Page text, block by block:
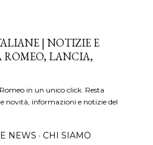
| NOTIZIE E
ROMEO, LANCIA,
in un unico click. Resta
novità, informazioni e notizie del
NEWS CHI SIAMO